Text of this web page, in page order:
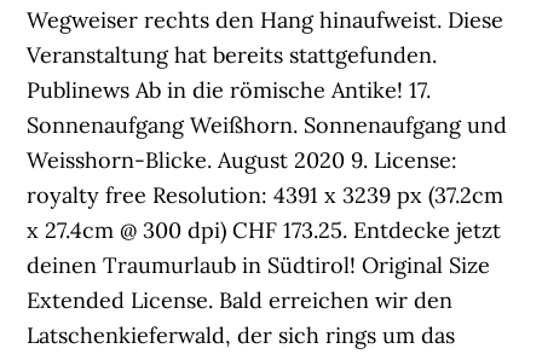
Wegweiser rechts den Hang hinaufweist. Diese
Veranstaltung hat bereits stattgefunden.
Publinews Ab in die römische Antike! 17.
Sonnenaufgang Weißhorn. Sonnenaufgang und
Weisshorn-Blicke. August 2020 9. License:
royalty free Resolution: 4391 x 3239 px (37.2cm
x 27.4cm @ 300 dpi) CHF 173.25. Entdecke jetzt
deinen Traumurlaub in Südtirol! Original Size
Extended License. Bald erreichen wir den
Latschenkieferwald, der sich rings um das